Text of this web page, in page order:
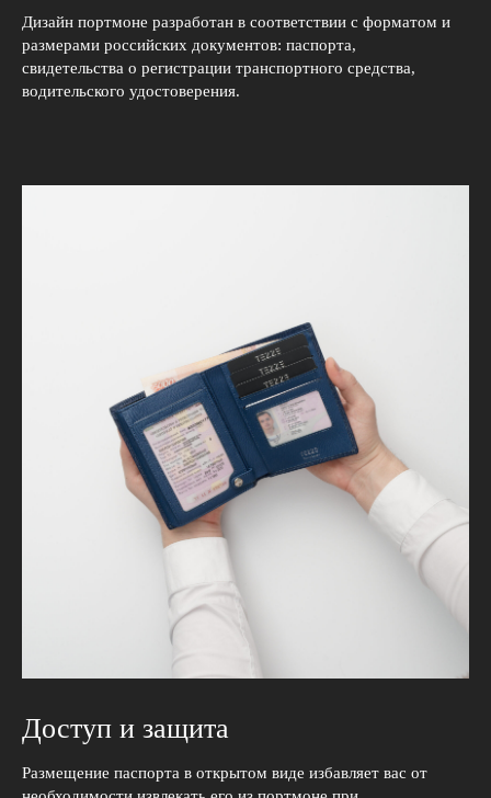
Дизайн портмоне разработан в соответствии с форматом и
размерами российских документов: паспорта,
свидетельства о регистрации транспортного средства,
водительского удостоверения.
Доступ и защита
Размещение паспорта в открытом виде избавляет вас от